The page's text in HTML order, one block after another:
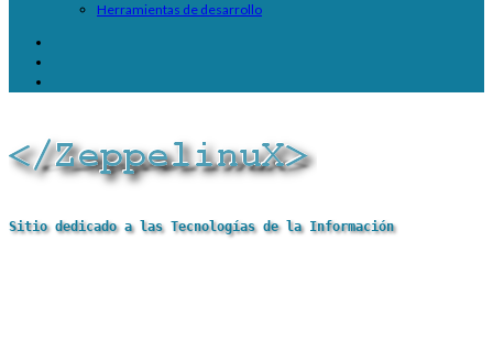
Herramientas de desarrollo
Sitio dedicado a las Tecnologías de la Información